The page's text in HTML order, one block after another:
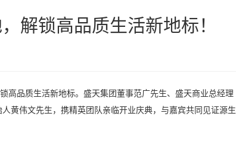
解锁高品质生活新地标！
高品质生活新地标。盛天集团董事范广先生、盛天商业总经理
黄伟文先生，携精英团队亲临开业庆典，与嘉宾共同见证源生